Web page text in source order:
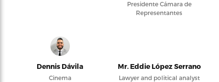
Presidente Cámara de
Representantes
Dennis Dávila
Cinema
Mr. Eddie López Serrano
Lawyer and political analyst